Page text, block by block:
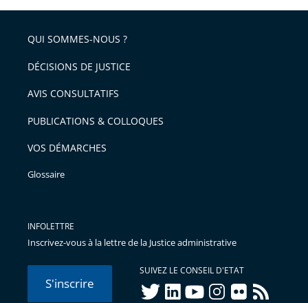
QUI SOMMES-NOUS ?
DÉCISIONS DE JUSTICE
AVIS CONSULTATIFS
PUBLICATIONS & COLLOQUES
VOS DÉMARCHES
Glossaire
INFOLETTRE
Inscrivez-vous à la lettre de la Justice administrative
S'inscrire
SUIVEZ LE CONSEIL D'ETAT
twitterlinkedInyoutubeinstagram
flickr rss